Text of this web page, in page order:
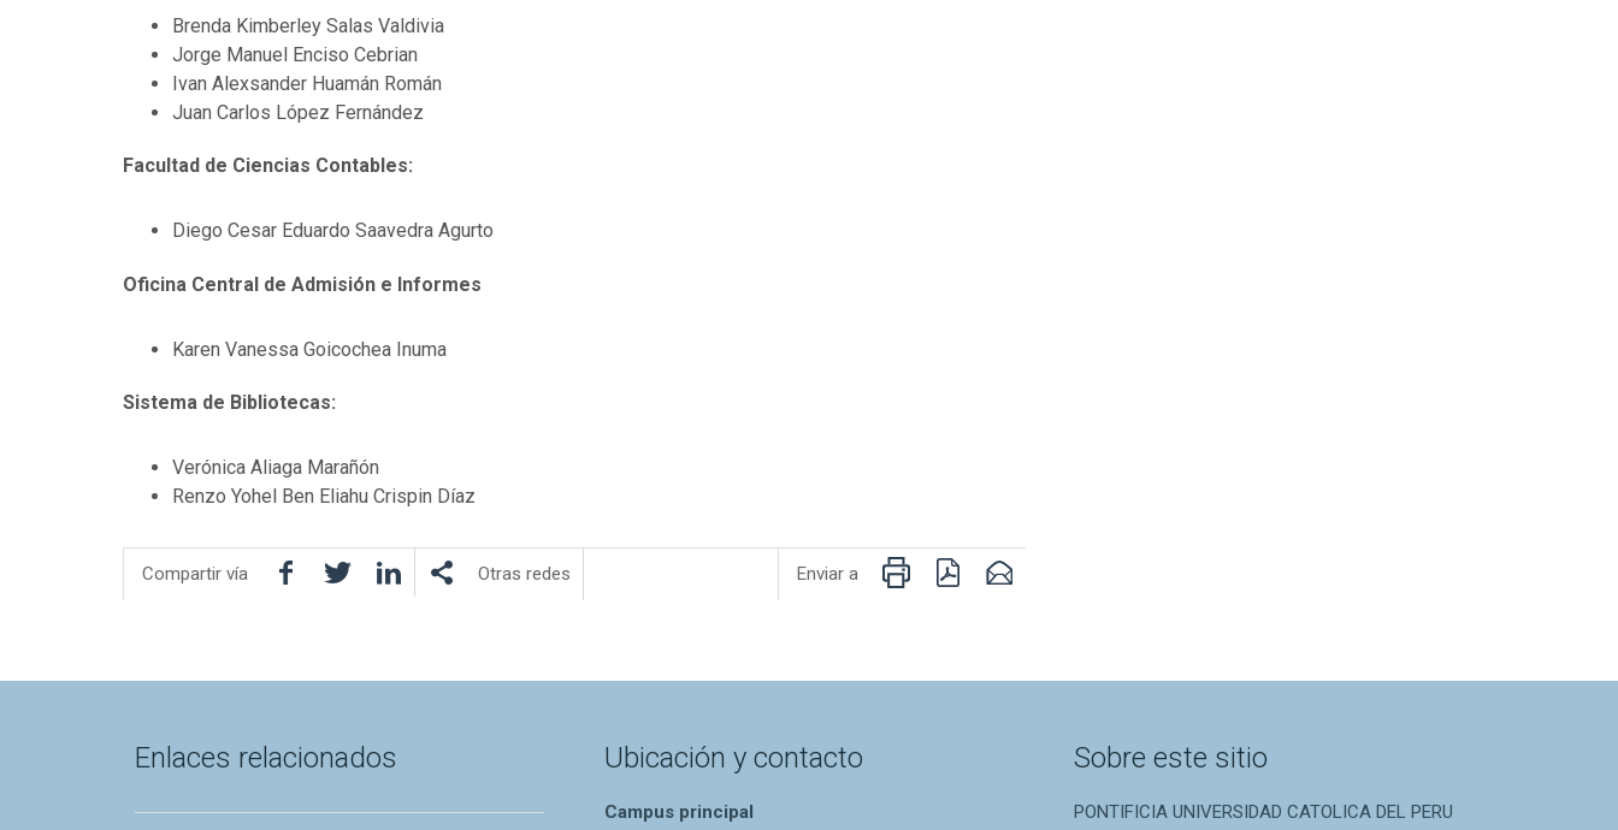
Brenda Kimberley Salas Valdivia
Jorge Manuel Enciso Cebrian
Ivan Alexsander Huamán Román
Juan Carlos López Fernández
Facultad de Ciencias Contables:
Diego Cesar Eduardo Saavedra Agurto
Oficina Central de Admisión e Informes
Karen Vanessa Goicochea Inuma
Sistema de Bibliotecas:
Verónica Aliaga Marañón
Renzo Yohel Ben Eliahu Crispin Díaz
Compartir vía FacebookTwitterLinkedIn Otras redes Enviar a ImprimirPDF Email
Enlaces relacionados Ubicación y contacto
Campus principal
Sobre este sitio
PONTIFICIA UNIVERSIDAD CATOLICA DEL PERU